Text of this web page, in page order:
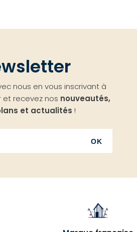
nous en vous inscrivant à
recevez nos nouveautés,
et actualités !
OK